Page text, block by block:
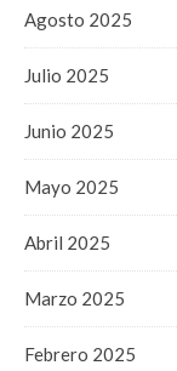
Agosto 2025
Julio 2025
Junio 2025
Mayo 2025
Abril 2025
Marzo 2025
Febrero 2025